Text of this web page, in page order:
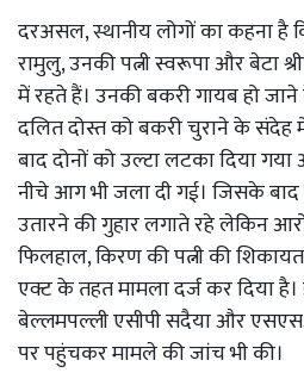
दरअसल, स्थानीय लोगों का कहना है
रामुलु, उनकी पत्नी स्वरूपा और बेटा
में रहते हैं। उनकी बकरी गायब हो
दलित दोस्त को बकरी चुराने के
बाद दोनों को उल्टा लटका दिया
नीचे आग भी जला दी गई। जिसके
उतारने की गुहार लगाते रहे लेकिन
फिलहाल, किरण की पत्नी की
एक्ट के तहत मामला दर्ज कर दिया
बेल्लमपल्ली एसीपी सदैया और
पर पहुंचकर मामले की जांच भी की।